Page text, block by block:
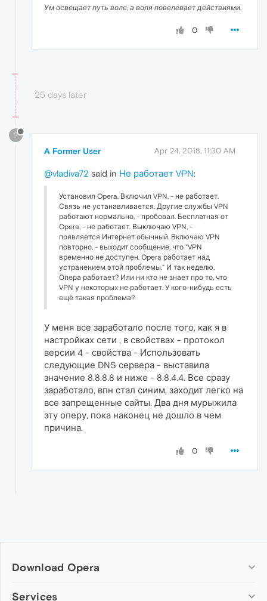
Ум освещает путь воле, а воля повелевает действиями.
0
25 days later
?
A Former User Apr 24, 2018, 11:30 AM
@vladiva72 said in Не работает VPN:
Установил Opera. Включил VPN, - не работает.
Связь не устанавливается. Другие службы VPN
работают нормально, - пробовал. Бесплатная от
Opera, - не работает. Выключаю VPN, -
появляется Интернет обычный. Включаю VPN
повторно, - выходит сообщение, что "VPN
временно не доступен. Opera работает над
устранением этой проблемы." И так неделю.
Опера работает? Или ни кто не знает про то, что
VPN у некоторых не работает. У кого-нибудь есть
ещё такая проблема?
У меня все заработало после того, как я в
настройках сети , в свойствах - протокол
версии 4 - свойства - Использовать
следующие DNS сервера - выставила
значение 8.8.8.8 и ниже - 8.8.4.4. Все сразу
заработало, впн стал синим, заходит легко на
все запрещенные сайты. Два дня мурыжила
эту оперу, пока наконец не дошло в чем
причина.
0
Download Opera
Computer browsers
Services